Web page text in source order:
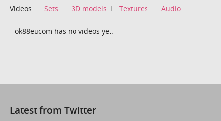
Videos Sets 3D models Textures Audio
ok88eucom has no videos yet.
Latest from Twitter